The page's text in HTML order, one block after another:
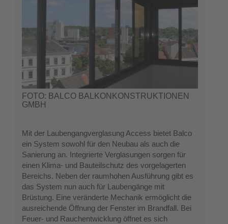
FOTO: BALCO BALKONKONSTRUKTIONEN
GMBH
Mit der Laubengangverglasung Access bietet Balco
ein System sowohl für den Neubau als auch die
Sanierung an. Integrierte Verglasungen sorgen für
einen Klima- und Bauteilschutz des vorgelagerten
Bereichs. Neben der raumhohen Ausführung gibt es
das System nun auch für Laubengänge mit
Brüstung. Eine veränderte Mechanik ermöglicht die
ausreichende Öffnung der Fenster im Brandfall. Bei
Feuer- und Rauchentwicklung öffnet es sich